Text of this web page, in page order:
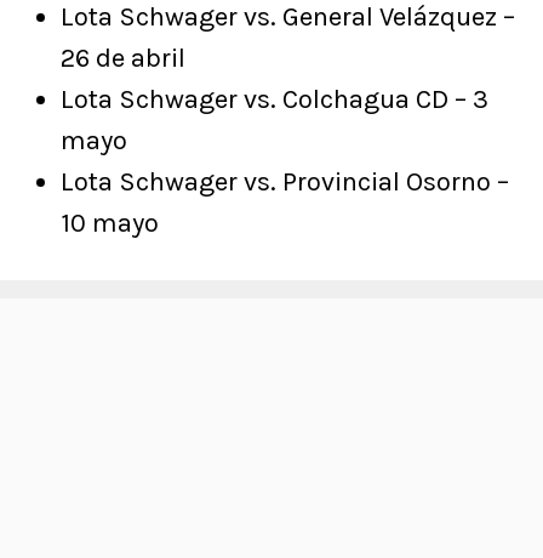
Lota Schwager vs. General Velázquez –
26 de abril
Lota Schwager vs. Colchagua CD – 3
mayo
Lota Schwager vs. Provincial Osorno –
10 mayo